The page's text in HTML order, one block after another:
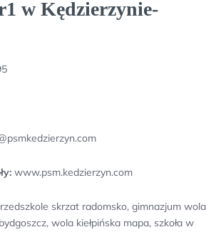
w Kędzierzynie-
www.psm.kedzierzyn.com
skrzat radomsko, gimnazjum wola
wola kiełpińska mapa, szkoła w